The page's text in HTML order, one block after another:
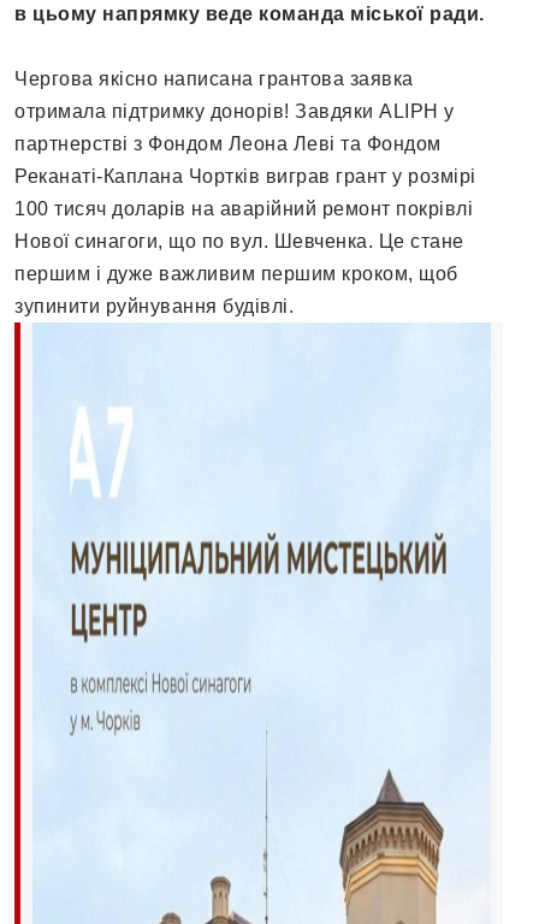
в цьому напрямку веде команда міської ради.
Чергова якісно написана грантова заявка
отримала підтримку донорів! Завдяки ALIPH у
партнерстві з Фондом Леона Леві та Фондом
Реканаті-Каплана Чортків виграв грант у розмірі
100 тисяч доларів на аварійний ремонт покрівлі
Нової синагоги, що по вул. Шевченка. Це стане
першим і дуже важливим першим кроком, щоб
зупинити руйнування будівлі.